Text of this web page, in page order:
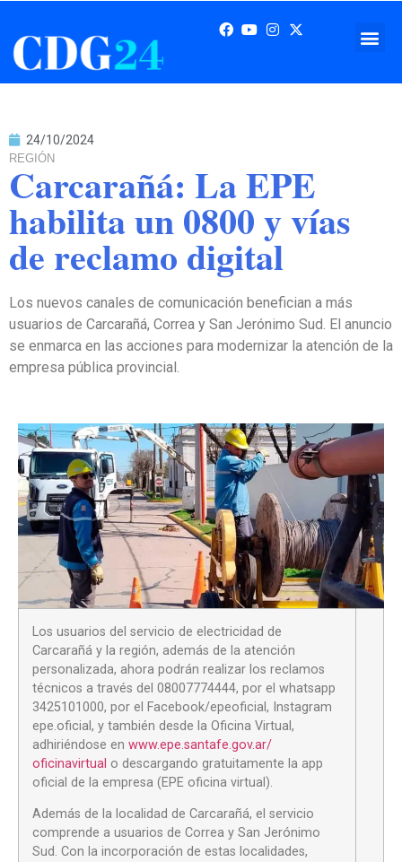
24/10/2024
REGIÓN
Carcarañá: La EPE
habilita un 0800 y vías
de reclamo digital
Los nuevos canales de comunicación benefician a más
usuarios de Carcarañá, Correa y San Jerónimo Sud. El anuncio
se enmarca en las acciones para modernizar la atención de la
empresa pública provincial.
Los usuarios del servicio de electricidad de
Carcarañá y la región, además de la atención
personalizada, ahora podrán realizar los reclamos
técnicos a través del 08007774444, por el whatsapp
3425101000, por el Facebook/epeoficial, Instagram
epe.oficial, y también desde la Oficina Virtual,
adhiriéndose en www.epe.santafe.gov.ar/
oficinavirtual o descargando gratuitamente la app
oficial de la empresa (EPE oficina virtual).
Además de la localidad de Carcarañá, el servicio
comprende a usuarios de Correa y San Jerónimo
Sud. Con la incorporación de estas localidades,